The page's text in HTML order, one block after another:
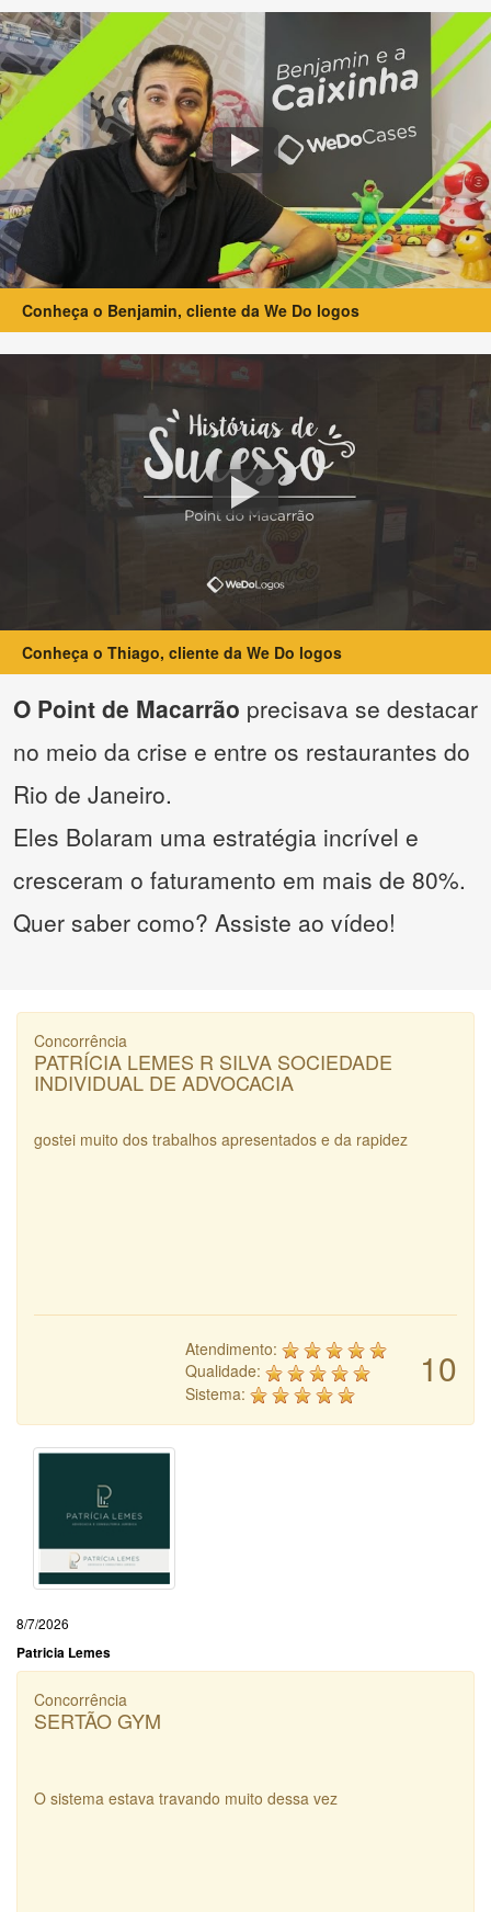
Conheça o Benjamin, cliente da We Do logos
Conheça o Thiago, cliente da We Do logos
O Point de Macarrão precisava se destacar
no meio da crise e entre os restaurantes do
Rio de Janeiro.
Eles Bolaram uma estratégia incrível e
cresceram o faturamento em mais de 80%.
Quer saber como? Assiste ao vídeo!
Concorrência
PATRÍCIA LEMES R SILVA SOCIEDADE
INDIVIDUAL DE ADVOCACIA
gostei muito dos trabalhos apresentados e da rapidez
10
Atendimento:
Qualidade:
Sistema:
8/7/2026
Patricia Lemes
Concorrência
SERTÃO GYM
O sistema estava travando muito dessa vez